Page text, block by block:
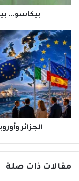
بيكاسو...
الجزائر
وأوروبا:
فُرصَةُ
الطاقة
التي
قد
لا
تتكرَّر
الجزائر
مقالات ذات صلة